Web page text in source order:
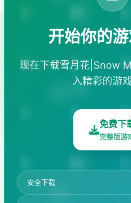
开始你的
现在下载雪月花|Snow
入精彩的游
免费下
完整版游
安全下载